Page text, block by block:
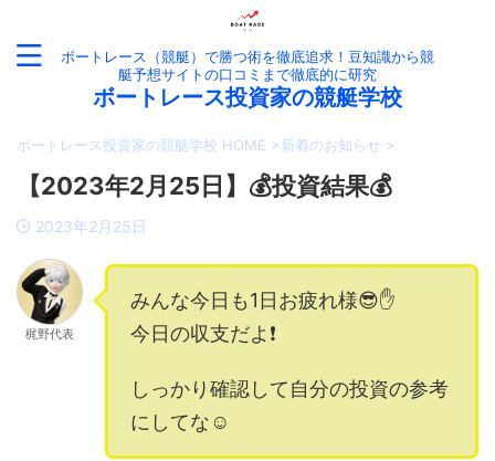
ボートレース（競艇）で勝つ術を徹底追求！豆知識から競
艇予想サイトの口コミまで徹底的に研究
ボートレース投資家の競艇学校
ボートレース投資家の競艇学校 HOME >新着のお知らせ >
【2023年2月25日】💰投資結果💰
2023年2月25日
梶野代表
みんな今日も1日お疲れ様😎✋
今日の収支だよ❗️
しっかり確認して自分の投資の参考
にしてな☺️